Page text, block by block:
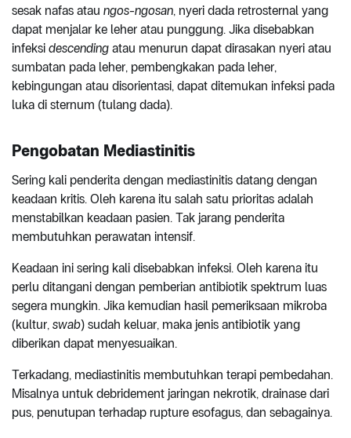
sesak nafas atau ngos-ngosan, nyeri dada retrosternal yang
dapat menjalar ke leher atau punggung. Jika disebabkan
infeksi descending atau menurun dapat dirasakan nyeri atau
sumbatan pada leher, pembengkakan pada leher,
kebingungan atau disorientasi, dapat ditemukan infeksi pada
luka di sternum (tulang dada).
Pengobatan Mediastinitis
Sering kali penderita dengan mediastinitis datang dengan
keadaan kritis. Oleh karena itu salah satu prioritas adalah
menstabilkan keadaan pasien. Tak jarang penderita
membutuhkan perawatan intensif.
Keadaan ini sering kali disebabkan infeksi. Oleh karena itu
perlu ditangani dengan pemberian antibiotik spektrum luas
segera mungkin. Jika kemudian hasil pemeriksaan mikroba
(kultur, swab) sudah keluar, maka jenis antibiotik yang
diberikan dapat menyesuaikan.
Terkadang, mediastinitis membutuhkan terapi pembedahan.
Misalnya untuk debridement jaringan nekrotik, drainase dari
pus, penutupan terhadap rupture esofagus, dan sebagainya.